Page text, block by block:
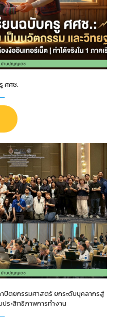
ศศช.
ตยกรรมศาสตร์ ยกระดับบุคลากรสู่
ระสิทธิภาพการทำงาน